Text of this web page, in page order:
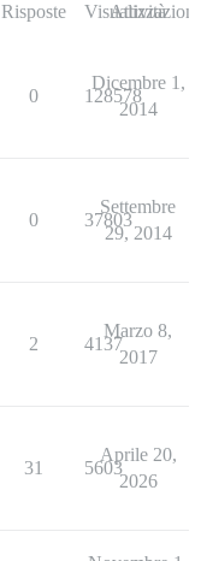
Risposte Visualizzazioni
Attività
0 128578
Dicembre 1,
2014
0 37803
Settembre
29, 2014
2 4137
Marzo 8,
2017
31 5603
Aprile 20,
2026